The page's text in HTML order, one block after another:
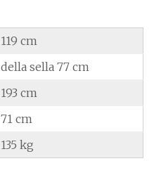
119 cm
della sella 77 cm
193 cm
71 cm
135 kg